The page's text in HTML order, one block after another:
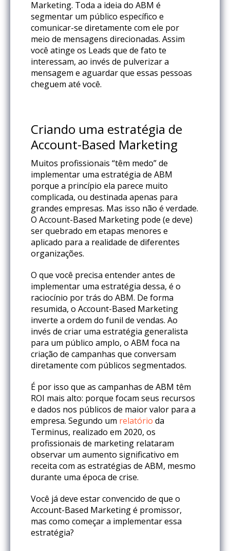
Marketing. Toda a ideia do ABM é
segmentar um público específico e
comunicar-se diretamente com ele por
meio de mensagens direcionadas. Assim
você atinge os Leads que de fato te
interessam, ao invés de pulverizar a
mensagem e aguardar que essas pessoas
cheguem até você.
Criando uma estratégia de
Account-Based Marketing
Muitos profissionais “têm medo” de
implementar uma estratégia de ABM
porque a princípio ela parece muito
complicada, ou destinada apenas para
grandes empresas. Mas isso não é verdade.
O Account-Based Marketing pode (e deve)
ser quebrado em etapas menores e
aplicado para a realidade de diferentes
organizações.
O que você precisa entender antes de
implementar uma estratégia dessa, é o
raciocínio por trás do ABM. De forma
resumida, o Account-Based Marketing
inverte a ordem do funil de vendas. Ao
invés de criar uma estratégia generalista
para um público amplo, o ABM foca na
criação de campanhas que conversam
diretamente com públicos segmentados.
É por isso que as campanhas de ABM têm
ROI mais alto: porque focam seus recursos
e dados nos públicos de maior valor para a
empresa. Segundo um relatório da
Terminus, realizado em 2020, os
profissionais de marketing relataram
observar um aumento significativo em
receita com as estratégias de ABM, mesmo
durante uma época de crise.
Você já deve estar convencido de que o
Account-Based Marketing é promissor,
mas como começar a implementar essa
estratégia?